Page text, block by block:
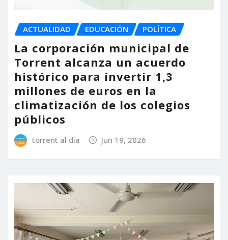
ACTUALIDAD EDUCACIÓN POLÍTICA
La corporación municipal de
Torrent alcanza un acuerdo
histórico para invertir 1,3
millones de euros en la
climatización de los colegios
públicos
torrent al dia Jun 19, 2026